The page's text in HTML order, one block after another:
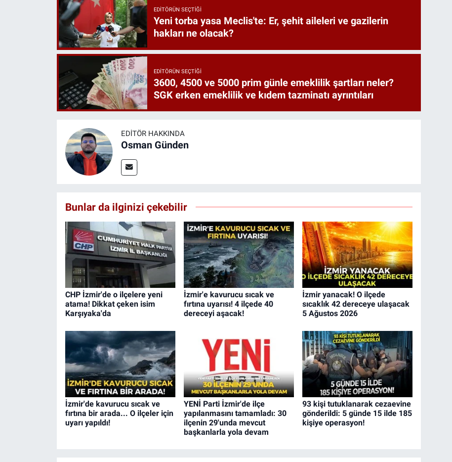
EDITÖRÜN SEÇTIĞI
Yeni torba yasa Meclis'te: Er, şehit aileleri ve gazilerin
hakları ne olacak?
EDITÖRÜN SEÇTIĞI
3600, 4500 ve 5000 prim günle emeklilik şartları neler?
SGK erken emeklilik ve kıdem tazminatı ayrıntıları
EDITÖR HAKKINDA
Osman Günden
Bunlar da ilginizi çekebilir
CHP İzmir'de o ilçelere yeni
atama! Dikkat çeken isim
Karşıyaka'da
İzmir'e kavurucu sıcak ve
fırtına uyarısı! 4 ilçede 40
dereceyi aşacak!
İzmir yanacak! O ilçede
sıcaklık 42 dereceye ulaşacak
5 Ağustos 2026
İzmir'de kavurucu sıcak ve
fırtına bir arada... O ilçeler için
uyarı yapıldı!
YENİ Parti İzmir'de ilçe
yapılanmasını tamamladı: 30
ilçenin 29'unda mevcut
başkanlarla yola devam
93 kişi tutuklanarak cezaevine
gönderildi: 5 günde 15 ilde 185
kişiye operasyon!